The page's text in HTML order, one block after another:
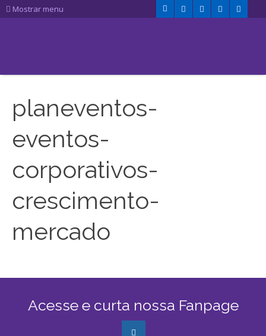
Mostrar menu
planeventos-
eventos-
corporativos-
crescimento-
mercado
Acesse e curta nossa Fanpage